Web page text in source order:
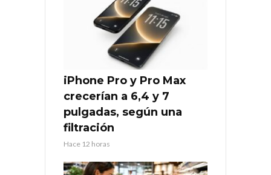
iPhone Pro y Pro Max
crecerían a 6,4 y 7
pulgadas, según una
filtración
Hace 12 horas